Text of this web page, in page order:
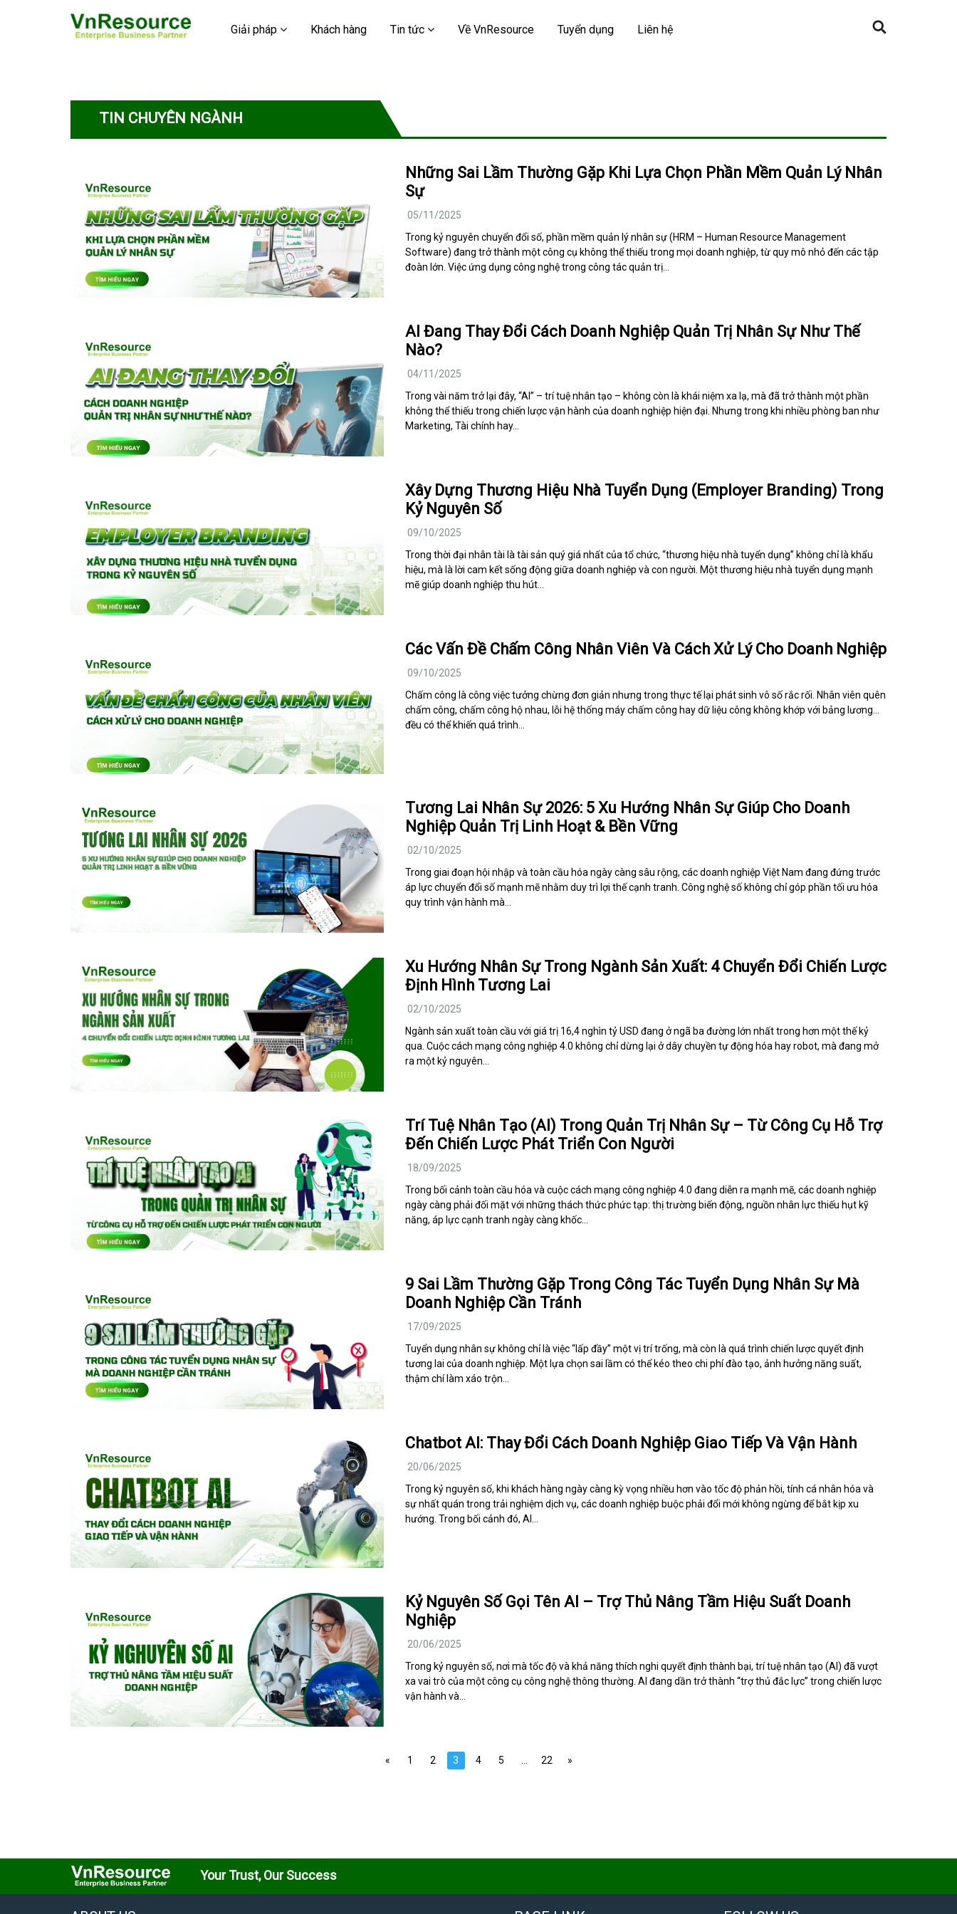
Giải pháp Khách hàng Tin tức Về VnResource Tuyển dụng Liên hệ
TIN CHUYÊN NGÀNH
Những Sai Lầm Thường Gặp Khi Lựa Chọn Phần Mềm Quản Lý Nhân
Sự
05/11/2025
Trong kỷ nguyên chuyển đổi số, phần mềm quản lý nhân sự (HRM – Human Resource Management
Software) đang trở thành một công cụ không thể thiếu trong mọi doanh nghiệp, từ quy mô nhỏ đến các tập
đoàn lớn. Việc ứng dụng công nghệ trong công tác quản trị…
AI Đang Thay Đổi Cách Doanh Nghiệp Quản Trị Nhân Sự Như Thế
Nào?
04/11/2025
Trong vài năm trở lại đây, “AI” – trí tuệ nhân tạo – không còn là khái niệm xa lạ, mà đã trở thành một phần
không thể thiếu trong chiến lược vận hành của doanh nghiệp hiện đại. Nhưng trong khi nhiều phòng ban như
Marketing, Tài chính hay…
Xây Dựng Thương Hiệu Nhà Tuyển Dụng (Employer Branding) Trong
Kỷ Nguyên Số
09/10/2025
Trong thời đại nhân tài là tài sản quý giá nhất của tổ chức, “thương hiệu nhà tuyển dụng” không chỉ là khẩu
hiệu, mà là lời cam kết sống động giữa doanh nghiệp và con người. Một thương hiệu nhà tuyển dụng mạnh
mẽ giúp doanh nghiệp thu hút…
Các Vấn Đề Chấm Công Nhân Viên Và Cách Xử Lý Cho Doanh Nghiệp
09/10/2025
Chấm công là công việc tưởng chừng đơn giản nhưng trong thực tế lại phát sinh vô số rắc rối. Nhân viên quên
chấm công, chấm công hộ nhau, lỗi hệ thống máy chấm công hay dữ liệu công không khớp với bảng lương…
đều có thể khiến quá trình…
Tương Lai Nhân Sự 2026: 5 Xu Hướng Nhân Sự Giúp Cho Doanh
Nghiệp Quản Trị Linh Hoạt & Bền Vững
02/10/2025
Trong giai đoạn hội nhập và toàn cầu hóa ngày càng sâu rộng, các doanh nghiệp Việt Nam đang đứng trước
áp lực chuyển đổi số mạnh mẽ nhằm duy trì lợi thế cạnh tranh. Công nghệ số không chỉ góp phần tối ưu hóa
quy trình vận hành mà…
Xu Hướng Nhân Sự Trong Ngành Sản Xuất: 4 Chuyển Đổi Chiến Lược
Định Hình Tương Lai
02/10/2025
Ngành sản xuất toàn cầu với giá trị 16,4 nghìn tỷ USD đang ở ngã ba đường lớn nhất trong hơn một thế kỷ
qua. Cuộc cách mạng công nghiệp 4.0 không chỉ dừng lại ở dây chuyền tự động hóa hay robot, mà đang mở
ra một kỷ nguyên…
Trí Tuệ Nhân Tạo (AI) Trong Quản Trị Nhân Sự – Từ Công Cụ Hỗ Trợ
Đến Chiến Lược Phát Triển Con Người
18/09/2025
Trong bối cảnh toàn cầu hóa và cuộc cách mạng công nghiệp 4.0 đang diễn ra mạnh mẽ, các doanh nghiệp
ngày càng phải đối mặt với những thách thức phức tạp: thị trường biến động, nguồn nhân lực thiếu hụt kỹ
năng, áp lực cạnh tranh ngày càng khốc…
9 Sai Lầm Thường Gặp Trong Công Tác Tuyển Dụng Nhân Sự Mà
Doanh Nghiệp Cần Tránh
17/09/2025
Tuyển dụng nhân sự không chỉ là việc “lấp đầy” một vị trí trống, mà còn là quá trình chiến lược quyết định
tương lai của doanh nghiệp. Một lựa chọn sai lầm có thể kéo theo chi phí đào tạo, ảnh hưởng năng suất,
thậm chí làm xáo trộn…
Chatbot AI: Thay Đổi Cách Doanh Nghiệp Giao Tiếp Và Vận Hành
20/06/2025
Trong kỷ nguyên số, khi khách hàng ngày càng kỳ vọng nhiều hơn vào tốc độ phản hồi, tính cá nhân hóa và
sự nhất quán trong trải nghiệm dịch vụ, các doanh nghiệp buộc phải đổi mới không ngừng để bắt kịp xu
hướng. Trong bối cảnh đó, AI…
Kỷ Nguyên Số Gọi Tên AI – Trợ Thủ Nâng Tầm Hiệu Suất Doanh
Nghiệp
20/06/2025
Trong kỷ nguyên số, nơi mà tốc độ và khả năng thích nghi quyết định thành bại, trí tuệ nhân tạo (AI) đã vượt
xa vai trò của một công cụ công nghệ thông thường. AI đang dần trở thành “trợ thủ đắc lực” trong chiến lược
vận hành và…
« 1 2 3 4 5 22 »
Your Trust, Our Success